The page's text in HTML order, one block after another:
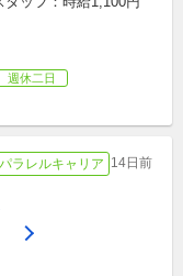
週休二日
ラレルキャリア 14日前